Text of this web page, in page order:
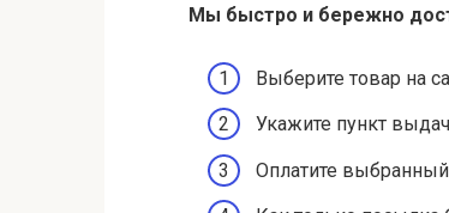
Мы быстро и бережно
Выберите товар на
Укажите пункт
Оплатите